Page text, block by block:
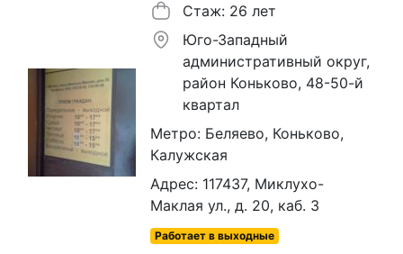
Стаж: 26 лет
Юго-Западный
административный округ,
район Коньково, 48-50-й
квартал
Метро: Беляево, Коньково,
Калужская
Адрес: 117437, Миклухо-
Маклая ул., д. 20, каб. 3
Работает в выходные